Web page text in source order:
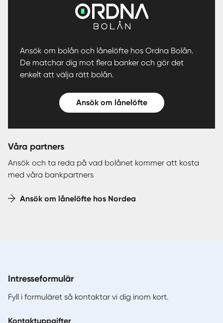
Ansök om bolån och lånelöfte hos Ordna Bolån.
De matchar dig mot flera banker och gör det
enkelt att välja rätt bolån.
Ansök om lånelöfte
Våra partners
Ansök och ta reda på vad bolånet kommer att kosta
med våra bankpartners
Ansök om lånelöfte hos Nordea
Intresseformulär
Fyll i formuläret så kontaktar vi dig inom kort.
Kontaktuppgifter